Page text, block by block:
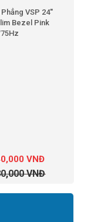
VSP 24''
Bezel Pink
VNĐ
VNĐ